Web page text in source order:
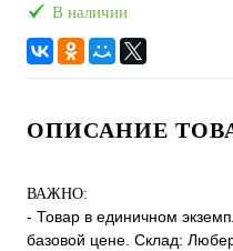
В наличии
ОПИСАНИЕ
ВАЖНО:
- Товар в единичном
базовой цене. Склад: